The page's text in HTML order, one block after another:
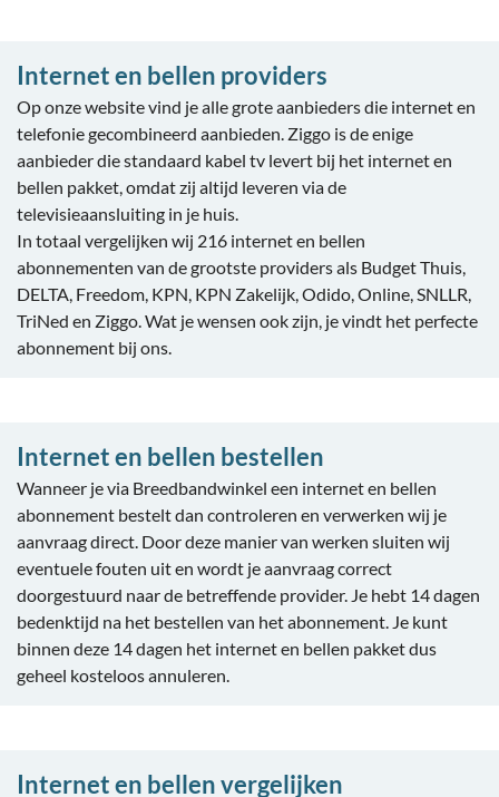
Internet en bellen providers
Op onze website vind je alle grote aanbieders die internet en
telefonie gecombineerd aanbieden. Ziggo is de enige
aanbieder die standaard kabel tv levert bij het internet en
bellen pakket, omdat zij altijd leveren via de
televisieaansluiting in je huis.
In totaal vergelijken wij 216 internet en bellen
abonnementen van de grootste providers als Budget Thuis,
DELTA, Freedom, KPN, KPN Zakelijk, Odido, Online, SNLLR,
TriNed en Ziggo. Wat je wensen ook zijn, je vindt het perfecte
abonnement bij ons.
Internet en bellen bestellen
Wanneer je via Breedbandwinkel een internet en bellen
abonnement bestelt dan controleren en verwerken wij je
aanvraag direct. Door deze manier van werken sluiten wij
eventuele fouten uit en wordt je aanvraag correct
doorgestuurd naar de betreffende provider. Je hebt 14 dagen
bedenktijd na het bestellen van het abonnement. Je kunt
binnen deze 14 dagen het internet en bellen pakket dus
geheel kosteloos annuleren.
Internet en bellen vergelijken